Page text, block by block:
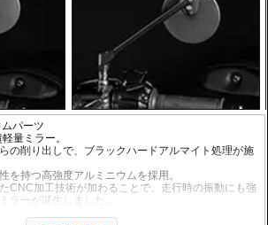
パーツ
量ミラー。
の削り出しで、ブラックハードアルマイト処理が施
を持つ高強度アルミニウムを採用。
CNC加工技術が加わることで、走行時の振動にも強
ラーが誕生しました。